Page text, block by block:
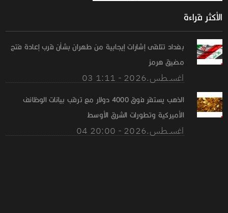
الأكثر قراءة
بغداد تتلقى إشارات إيجابية من طهران بشأن قرب إعادة فتح
مضيق هرمز
03 اغســطس.2026 - 1:11
الذهب يستقر فوق 4000 دولار مع ترقب بيانات الوظائف
الأميركية وتطورات الشرق الأوسط
04 اغســطس.2026 - 20:00